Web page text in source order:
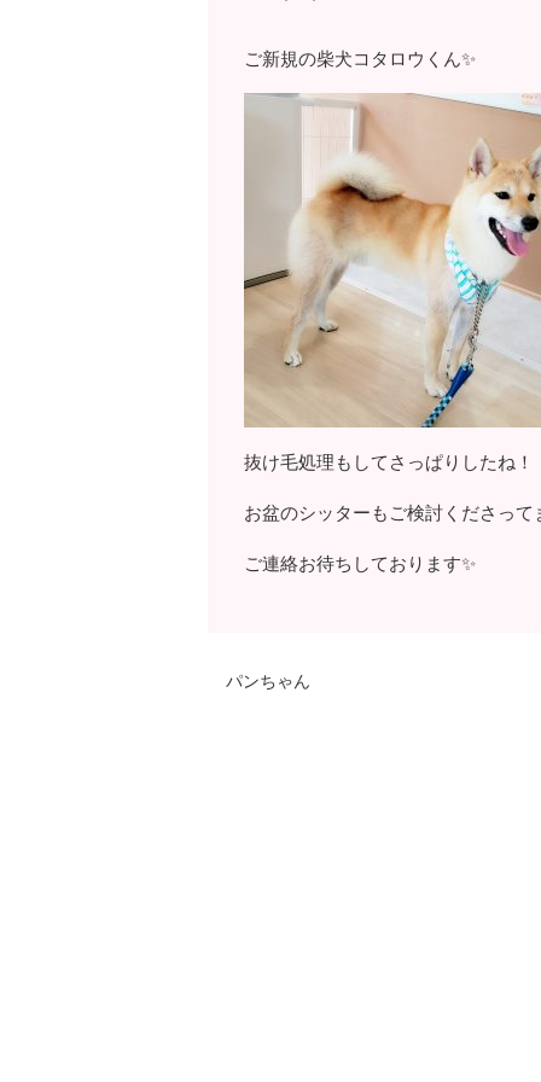
ご新規の柴犬コタロウくん✨
抜け毛処理もしてさっぱりしたね！
お盆のシッターもご検討くださって
ご連絡お待ちしております✨
パンちゃん